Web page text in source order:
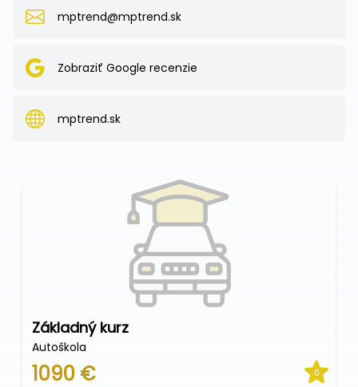
mptrend@mptrend.sk
Zobraziť Google recenzie
mptrend.sk
Základný kurz
Autoškola
1090 € 0